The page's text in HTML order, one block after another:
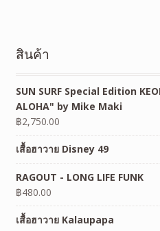
สินค้า
SUN SURF Special Edition
ALOHA" by Mike Maki
฿2,750.00
เสื้อฮาวาย Disney 49
RAGOUT - LONG LIFE FUNK
฿480.00
เสื้อฮาวาย Kalaupapa